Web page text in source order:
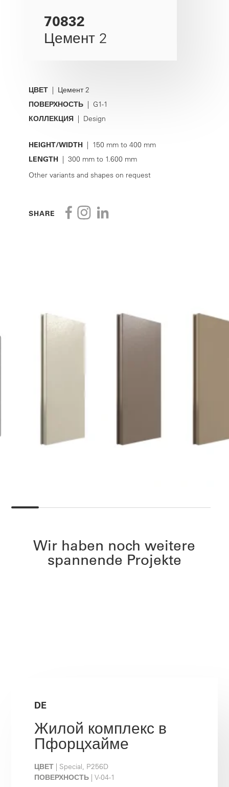
70832
Цемент 2
ЦВЕТ | Цемент 2
ПОВЕРХНОСТЬ | G1-1
КОЛЛЕКЦИЯ | Design
HEIGHT/WIDTH | 150 mm to 400 mm
LENGTH | 300 mm to 1.600 mm
Other variants and shapes on request
SHARE
Wir haben noch weitere
spannende Projekte
DE
Жилой комплекс в
Пфорцхайме
ЦВЕТ | Special, P256D
ПОВЕРХНОСТЬ | V-04-1